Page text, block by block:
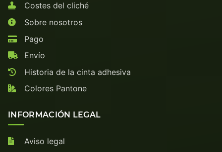
Costes del cliché
Sobre nosotros
Pago
Envío
Historia de la cinta adhesiva
Colores Pantone
INFORMACIÓN LEGAL
Aviso legal